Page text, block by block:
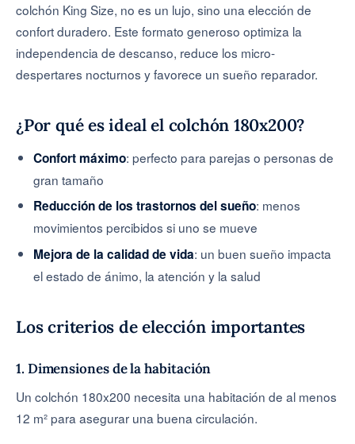
colchón King Size, no es un lujo, sino una elección de
confort duradero. Este formato generoso optimiza la
independencia de descanso, reduce los micro-
despertares nocturnos y favorece un sueño reparador.
¿Por qué es ideal el colchón 180x200?
Confort máximo: perfecto para parejas o personas de
gran tamaño
Reducción de los trastornos del sueño: menos
movimientos percibidos si uno se mueve
Mejora de la calidad de vida: un buen sueño impacta
el estado de ánimo, la atención y la salud
Los criterios de elección importantes
1. Dimensiones de la habitación
Un colchón 180x200 necesita una habitación de al menos
12 m² para asegurar una buena circulación.